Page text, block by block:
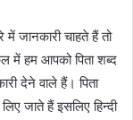
में जानकारी चाहते हैं तो
में हम आपको पिता शब्द
देने वाले हैं। पिता
जाते हैं इसलिए हिन्दी